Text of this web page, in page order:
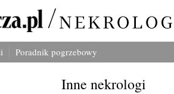
Poradnik pogrzebowy
Inne nekrologi